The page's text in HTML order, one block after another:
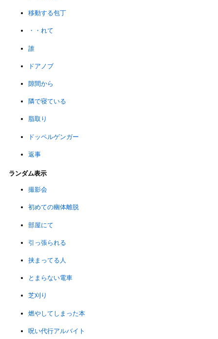
移動する包丁
・・れて
誰
ドアノブ
隙間から
隣で寝ている
脂取り
ドッペルゲンガー
返事
ランダム表示
撮影会
初めての幽体離脱
部屋にて
引っ張られる
挟まってる人
とまらない電車
芝刈り
燃やしてしまった本
呪い代行アルバイト